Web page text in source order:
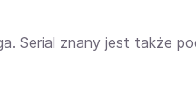
Serial znany jest także